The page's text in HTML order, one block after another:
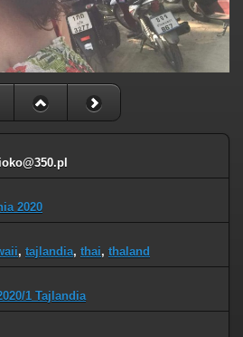
2020
, tajlandia, thai, thaland
1 Tajlandia